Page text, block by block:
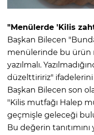
"Menülerde 'Kilis
Başkan Bilecen
menülerinde bu ürün
yazılmalı.
düzelttiririz" ifadelerini
Başkan Bilecen son
"Kilis mutfağı Halep
geçmişle geleceği
Bu değerin